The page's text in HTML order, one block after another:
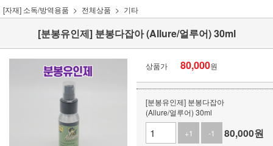
[자재] 소독/방역용품 전체상품 기타
[분봉유인제] 분봉다잡아 (Allure/얼루어) 30ml
상품가 80,000원
[분봉유인제] 분봉다잡아
(Allure/얼루어) 30ml
+1
-1 80,000원